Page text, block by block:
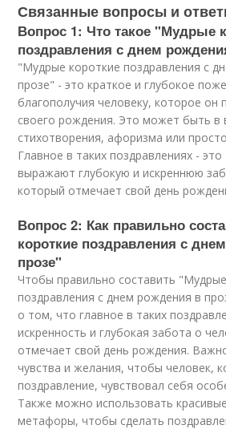
Связанные вопросы и
Вопрос 1: Что такое "Мудрые
поздравления с днем
"Мудрые короткие поздравления с
прозе" - это краткое и глубокое
благополучия человеку, которое он
своего рождения. Это может быть в
стихотворения, афоризма или
Главное в таких поздравлениях -
выражают глубокую и искреннюю
который отмечает свой день
Вопрос 2: Как правильно
короткие поздравления с
прозе"
Чтобы правильно составить
поздравления с днем рождения в
о том, что главное в таких
искренность и глубокая забота о
отмечает свой день рождения.
чувства и желания, чтобы человек,
поздравление, чувствовал себя
Также можно использовать
метафоры, чтобы сделать